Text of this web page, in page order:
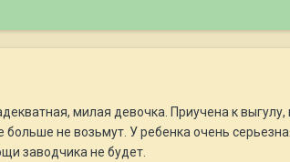
милая девочка. Приучена к
больше не возьмут. У ребенка очень
заводчика не будет.